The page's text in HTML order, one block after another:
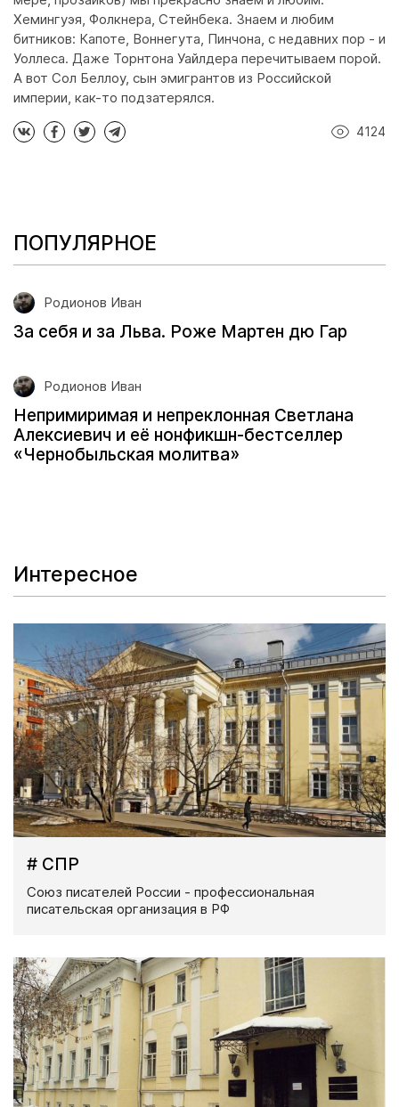
Хемингуэя, Фолкнера, Стейнбека. Знаем и любим
битников: Капоте, Воннегута, Пинчона, с недавних пор - и
Уоллеса. Даже Торнтона Уайлдера перечитываем порой.
А вот Сол Беллоу, сын эмигрантов из Российской
империи, как-то подзатерялся.
4124
ПОПУЛЯРНОЕ
Родионов Иван
За себя и за Льва. Роже Мартен дю Гар
Родионов Иван
Непримиримая и непреклонная Светлана
Алексиевич и её нонфикшн-бестселлер
«Чернобыльская молитва»
Интересное
# СПР
Союз писателей России - профессиональная
писательская организация в РФ